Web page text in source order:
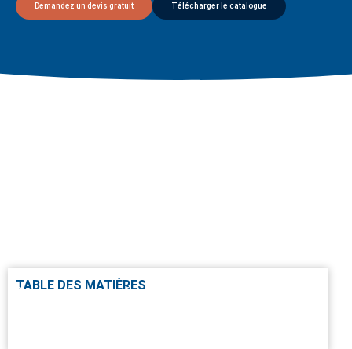
Demandez un devis gratuit Télécharger le catalogue
TABLE DES MATIÈRES
Pourquoi faire cette formation ?